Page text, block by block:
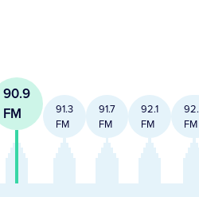
90.9
FM
91.3
FM
91.7
FM
92.1
FM
FM